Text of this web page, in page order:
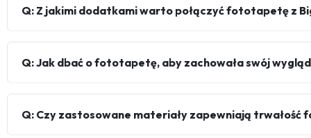
Q: Z jakimi dodatkami warto połączyć fototapetę z
Q: Jak dbać o fototapetę, aby zachowała swój
Q: Czy zastosowane materiały zapewniają